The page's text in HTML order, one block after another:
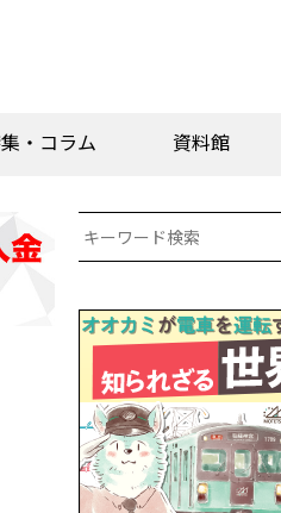
・コラム 資料館